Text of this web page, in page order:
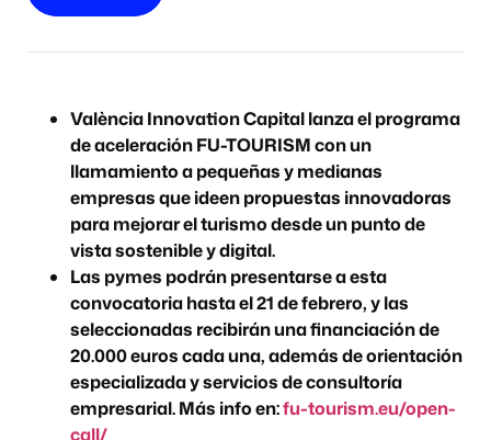
València Innovation Capital lanza el programa
de aceleración FU-TOURISM con un
llamamiento a pequeñas y medianas
empresas que ideen propuestas innovadoras
para mejorar el turismo desde un punto de
vista sostenible y digital.
Las pymes podrán presentarse a esta
convocatoria hasta el 21 de febrero, y las
seleccionadas recibirán una financiación de
20.000 euros cada una, además de orientación
especializada y servicios de consultoría
empresarial. Más info en:fu-tourism.eu/open-
call/